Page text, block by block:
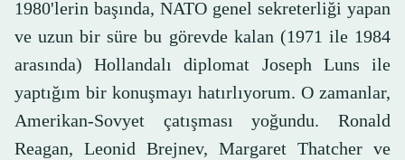
1980'lerin başında, NATO genel sekreterliği yapan
ve uzun bir süre bu görevde kalan (1971 ile 1984
arasında) Hollandalı diplomat Joseph Luns ile
yaptığım bir konuşmayı hatırlıyorum. O zamanlar,
Amerikan-Sovyet çatışması yoğundu. Ronald
Reagan, Leonid Brejnev, Margaret Thatcher ve